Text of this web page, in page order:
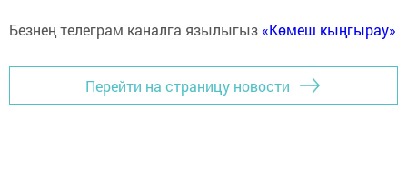
Безнең телеграм каналга язылыгыз «Көмеш кыңгырау»
Перейти на страницу новости